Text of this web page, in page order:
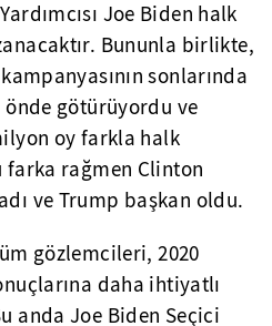
Joe Biden halk
Bununla birlikte,
sonlarında
götürüyordu ve
oy farkla halk
farka rağmen Clinton
ve Trump başkan oldu.
gözlemcileri, 2020
daha ihtiyatlı
anda Joe Biden Seçici